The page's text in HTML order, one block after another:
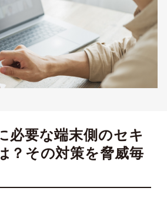
必要な端末側のセキ
？その対策を脅威毎